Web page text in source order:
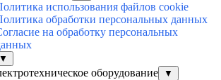
использования файлов cookie
обработки персональных данных
на обработку персональных
▼
оборудование ▼